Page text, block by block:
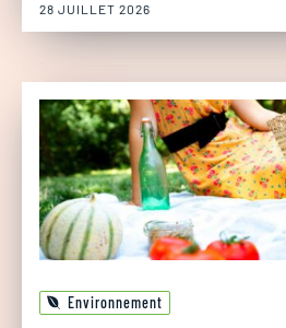
28 JUILLET 2026
Environnement